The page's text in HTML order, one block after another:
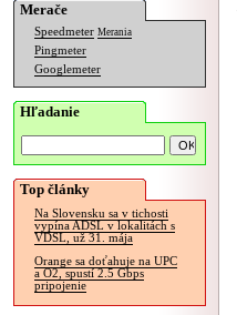
Merače
Speedmeter Merania
Pingmeter
Googlemeter
Hľadanie
Top články
Na Slovensku sa v tichosti
vypína ADSL v lokalitách s
VDSL, už 31. mája
Orange sa doťahuje na UPC
a O2, spustí 2.5 Gbps
pripojenie